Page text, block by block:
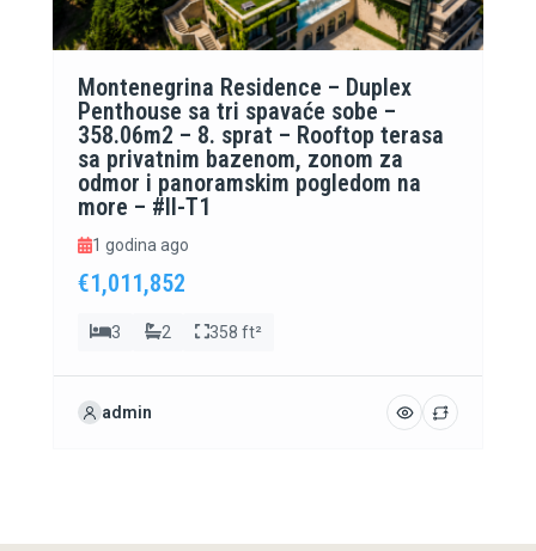
Montenegrina Residence – Duplex
Penthouse sa tri spavaće sobe –
358.06m2 – 8. sprat – Rooftop terasa
sa privatnim bazenom, zonom za
odmor i panoramskim pogledom na
more – #II-T1
1 godina ago
€1,011,852
3 2 358 ft²
admin